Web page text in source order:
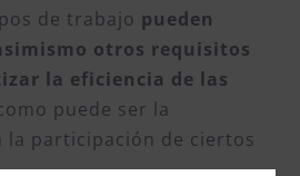
de trabajo pueden
otros requisitos
la eficiencia de las
puede ser la
la participación de ciertos